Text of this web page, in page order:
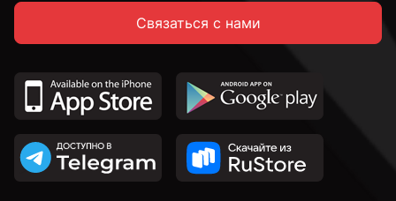
Связаться с нами